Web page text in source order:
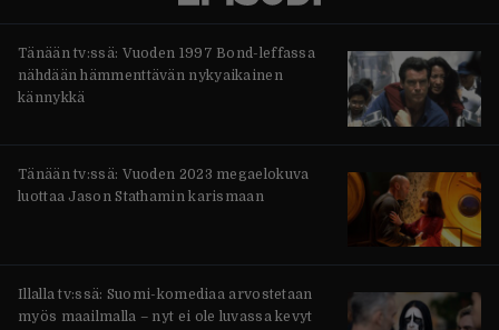
Tänään tv:ssä: Vuoden 1997 Bond-leffassa
nähdään hämmenttävän nykyaikainen
kännykkä
Tänään tv:ssä: Vuoden 2023 megaelokuva
luottaa Jason Stathamin karismaan
Illalla tv:ssä: Suomi-komediaa arvostetaan
myös maailmalla – nyt ei ole luvassa kevyt